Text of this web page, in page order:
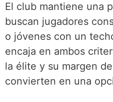
El club mantiene una
buscan jugadores
o jóvenes con un
encaja en ambos
la élite y su margen
convierten en una